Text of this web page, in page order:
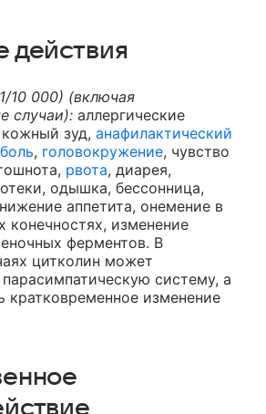
действия
10 000) (включая
случаи): аллергические
зуд, анафилактический
, головокружение, чувство
рвота, диарея,
одышка, бессонница,
аппетита, онемение в
конечностях, изменение
ферментов. В
цитколин может
систему, а
кратковременное изменение